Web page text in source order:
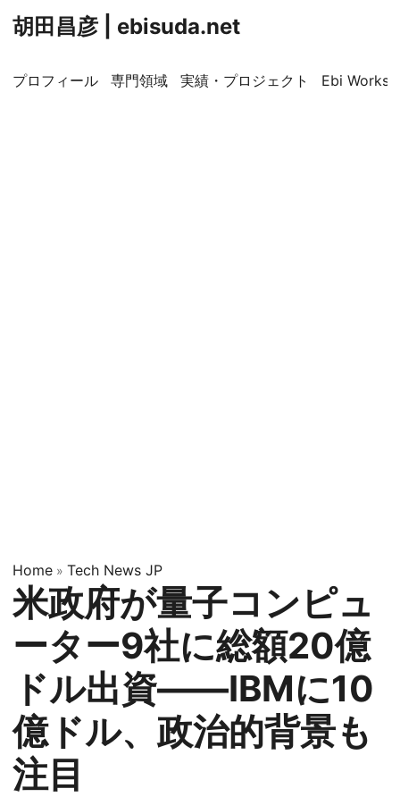
胡田昌彦 | ebisuda.net
プロフィール 専門領域 実績・プロジェクト Ebi
Home » Tech News JP
米政府が量子コンピュ
ーター9社に総額20億
ドル出資——IBMに10
億ドル、政治的背景も
注目